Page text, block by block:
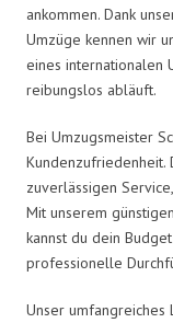
ankommen. Dank
Umzüge kennen wir
eines internationalen
reibungslos abläuft.
Bei Umzugsmeister
Kundenzufriedenheit.
zuverlässigen
Mit unserem
kannst du dein
professionelle
Unser umfangreiches